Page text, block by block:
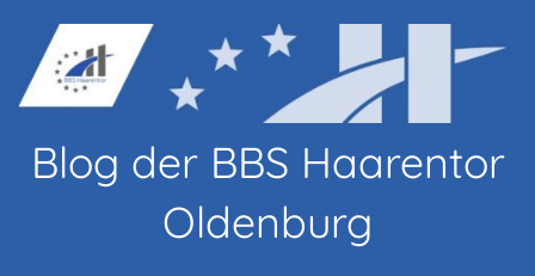
Inhalt
springen
Blog der BBS Haarentor
Oldenburg